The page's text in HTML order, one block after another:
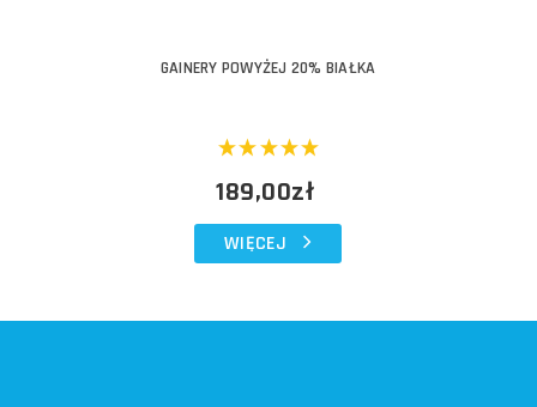
GAINERY POWYŻEJ 20% BIAŁKA
189,00zł
WIĘCEJ